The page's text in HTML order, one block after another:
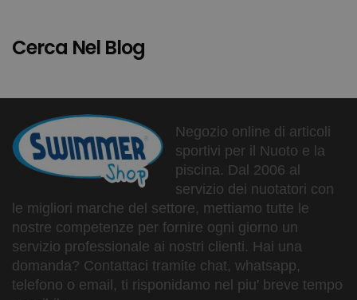
Cerca Nel Blog
Negozio online di articoli
sportivi per il Nuoto e la
piscina. Dal 2006 al
servizio dei nuotatori con
le migliori marche del settore, mettiamo tutte le
nostre competenze per fornire ogni giorno un
servizio professionale ai nostri clienti. Hai una
domanda? Contattaci tramite chat, whatsapp,
telefono o email, ti risponidamo nel piu' breve tempo